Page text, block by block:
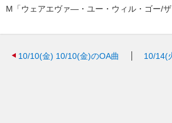
M「ウェアエヴァ—・ユー・ウィル・ゴー/ザ
10/10(金) 10/10(金)のOA曲 10/14(